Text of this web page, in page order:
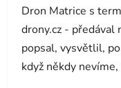
Dron Matrice s
drony.cz - předával
popsal, vysvětlil,
když někdy